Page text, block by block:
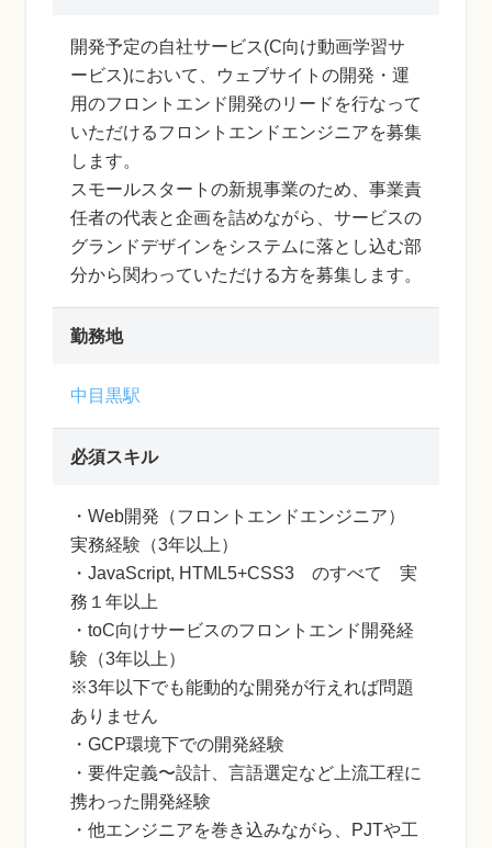
開発予定の自社サービス(C向け動画学習サ
ービス)において、ウェブサイトの開発・運
用のフロントエンド開発のリードを行なって
いただけるフロントエンドエンジニアを募集
します。
スモールスタートの新規事業のため、事業責
任者の代表と企画を詰めながら、サービスの
グランドデザインをシステムに落とし込む部
分から関わっていただける方を募集します。
勤務地
中目黒駅
必須スキル
・Web開発（フロントエンドエンジニア）
実務経験（3年以上）
・JavaScript, HTML5+CSS3 のすべて 実
務１年以上
・toC向けサービスのフロントエンド開発経
験（3年以上）
※3年以下でも能動的な開発が行えれば問題
ありません
・GCP環境下での開発経験
・要件定義〜設計、言語選定など上流工程に
携わった開発経験
・他エンジニアを巻き込みながら、PJTや工